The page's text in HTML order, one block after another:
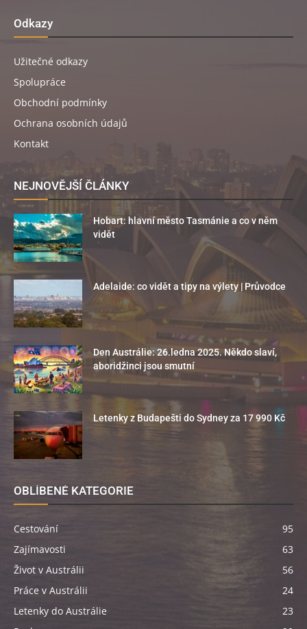
Odkazy
Užitečné odkazy
Spolupráce
Obchodní podmínky
Ochrana osobních údajů
Kontakt
NEJNOVĚJŠÍ ČLÁNKY
Hobart: hlavní město Tasmánie a co v něm
vidět
Adelaide: co vidět a tipy na výlety | Průvodce
Den Austrálie: 26.ledna 2025. Někdo slaví,
aboridžinci jsou smutní
Letenky z Budapešti do Sydney za 17 990 Kč
OBLÍBENÉ KATEGORIE
Cestování
95
Zajímavosti
63
Život v Austrálii
56
Práce v Austrálii
24
Letenky do Austrálie
23